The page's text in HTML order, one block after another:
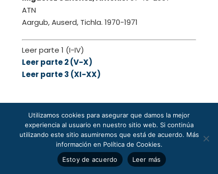
ATN
Aargub, Auserd, Tichla. 1970-1971
Leer parte 1 (I-IV)
Leer parte 2 (V-X)
Leer parte 3 (XI-XX)
Enviar comentario
Tu dirección de correo electrónico no será
publicada.Los campos obligatorios están
Utilizamos cookies para asegurar que damos la mejor
experiencia al usuario en nuestro sitio web. Si continúa
utilizando este sitio asumiremos que está de acuerdo. Más
información en Política de Cookies.
Estoy de acuerdo
Leer más